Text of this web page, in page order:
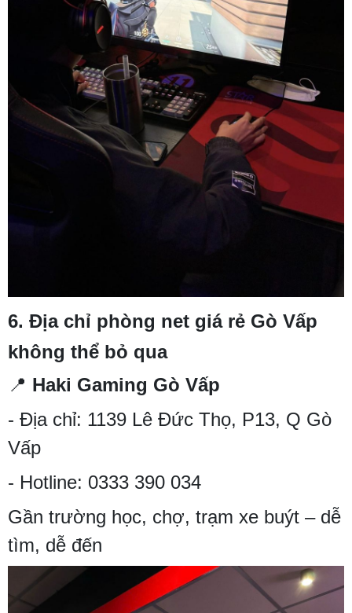
6. Địa chỉ phòng net giá rẻ Gò Vấp
không thể bỏ qua
📍 Haki Gaming Gò Vấp
- Địa chỉ: 1139 Lê Đức Thọ, P13, Q Gò
Vấp
- Hotline: 0333 390 034
Gần trường học, chợ, trạm xe buýt – dễ
tìm, dễ đến